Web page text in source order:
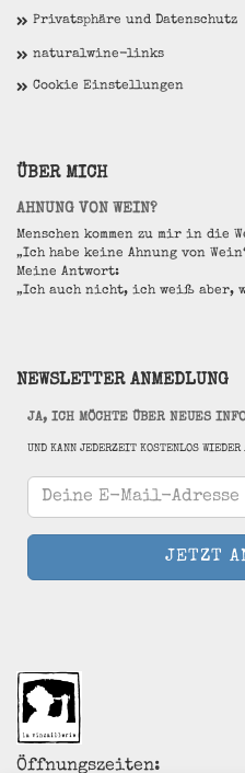
Privatsphäre und Datenschutz
naturalwine-links
Cookie Einstellungen
ÜBER MICH
AHNUNG VON WEIN?
Menschen kommen zu mir in die
„Ich habe keine Ahnung von
Meine Antwort:
„Ich auch nicht, ich weiß aber,
NEWSLETTER ANMEDLUNG
JA, ICH MÖCHTE ÜBER NEUES
UND KANN JEDERZEIT KOSTENLOS
Öffnungszeiten: